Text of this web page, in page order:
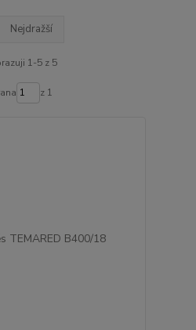
Nejdražší
1-5 z 5
z 1